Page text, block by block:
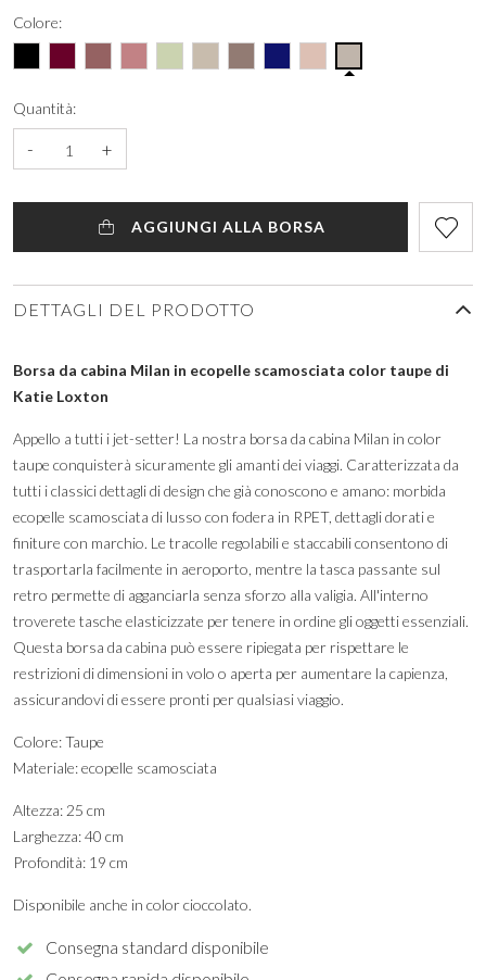
Colore:
Quantità:
- +
AGGIUNGI ALLA BORSA
DETTAGLI DEL PRODOTTO
Borsa da cabina Milan in ecopelle scamosciata color taupe di
Katie Loxton
Appello a tutti i jet-setter! La nostra borsa da cabina Milan in color
taupe conquisterà sicuramente gli amanti dei viaggi. Caratterizzata da
tutti i classici dettagli di design che già conoscono e amano: morbida
ecopelle scamosciata di lusso con fodera in RPET, dettagli dorati e
finiture con marchio. Le tracolle regolabili e staccabili consentono di
trasportarla facilmente in aeroporto, mentre la tasca passante sul
retro permette di agganciarla senza sforzo alla valigia. All'interno
troverete tasche elasticizzate per tenere in ordine gli oggetti essenziali.
Questa borsa da cabina può essere ripiegata per rispettare le
restrizioni di dimensioni in volo o aperta per aumentare la capienza,
assicurandovi di essere pronti per qualsiasi viaggio.
Colore: Taupe
Materiale: ecopelle scamosciata
Altezza: 25 cm
Larghezza: 40 cm
Profondità: 19 cm
Disponibile anche in color cioccolato.
Consegna standard disponibile